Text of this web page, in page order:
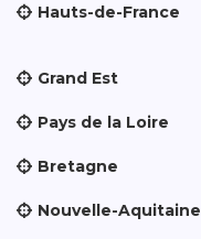
Hauts-de-France
Grand Est
Pays de la Loire
Bretagne
Nouvelle-Aquitaine